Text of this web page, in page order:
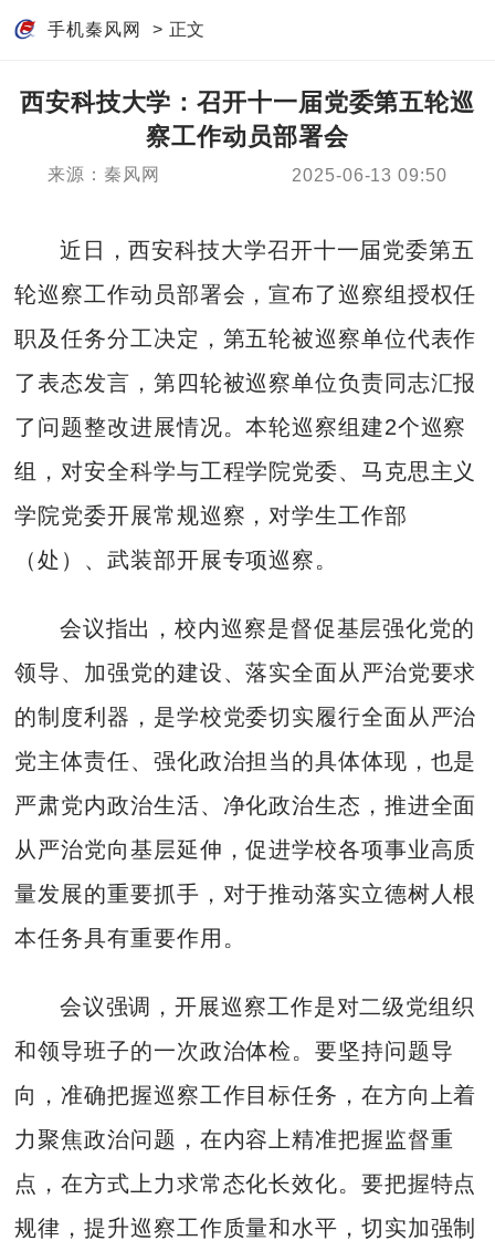
手机秦风网 > 正文
西安科技大学：召开十一届党委第五轮巡
察工作动员部署会
来源：秦风网 2025-06-13 09:50
近日，西安科技大学召开十一届党委第五
轮巡察工作动员部署会，宣布了巡察组授权任
职及任务分工决定，第五轮被巡察单位代表作
了表态发言，第四轮被巡察单位负责同志汇报
了问题整改进展情况。本轮巡察组建2个巡察
组，对安全科学与工程学院党委、马克思主义
学院党委开展常规巡察，对学生工作部
（处）、武装部开展专项巡察。
会议指出，校内巡察是督促基层强化党的
领导、加强党的建设、落实全面从严治党要求
的制度利器，是学校党委切实履行全面从严治
党主体责任、强化政治担当的具体体现，也是
严肃党内政治生活、净化政治生态，推进全面
从严治党向基层延伸，促进学校各项事业高质
量发展的重要抓手，对于推动落实立德树人根
本任务具有重要作用。
会议强调，开展巡察工作是对二级党组织
和领导班子的一次政治体检。要坚持问题导
向，准确把握巡察工作目标任务，在方向上着
力聚焦政治问题，在内容上精准把握监督重
点，在方式上力求常态化长效化。要把握特点
规律，提升巡察工作质量和水平，切实加强制